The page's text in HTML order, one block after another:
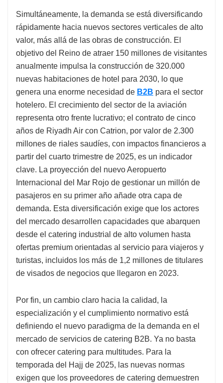
Simultáneamente, la demanda se está diversificando
rápidamente hacia nuevos sectores verticales de alto
valor, más allá de las obras de construcción. El
objetivo del Reino de atraer 150 millones de visitantes
anualmente impulsa la construcción de 320.000
nuevas habitaciones de hotel para 2030, lo que
genera una enorme necesidad de B2B para el sector
hotelero. El crecimiento del sector de la aviación
representa otro frente lucrativo; el contrato de cinco
años de Riyadh Air con Catrion, por valor de 2.300
millones de riales saudíes, con impactos financieros a
partir del cuarto trimestre de 2025, es un indicador
clave. La proyección del nuevo Aeropuerto
Internacional del Mar Rojo de gestionar un millón de
pasajeros en su primer año añade otra capa de
demanda. Esta diversificación exige que los actores
del mercado desarrollen capacidades que abarquen
desde el catering industrial de alto volumen hasta
ofertas premium orientadas al servicio para viajeros y
turistas, incluidos los más de 1,2 millones de titulares
de visados ​​de negocios que llegaron en 2023.
Por fin, un cambio claro hacia la calidad, la
especialización y el cumplimiento normativo está
definiendo el nuevo paradigma de la demanda en el
mercado de servicios de catering B2B. Ya no basta
con ofrecer catering para multitudes. Para la
temporada del Hajj de 2025, las nuevas normas
exigen que los proveedores de catering demuestren